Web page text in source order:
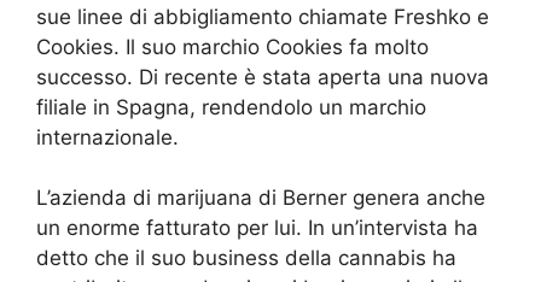
sue linee di abbigliamento chiamate Freshko e
Cookies. Il suo marchio Cookies fa molto
successo. Di recente è stata aperta una nuova
filiale in Spagna, rendendolo un marchio
internazionale.
L’azienda di marijuana di Berner genera anche
un enorme fatturato per lui. In un’intervista ha
detto che il suo business della cannabis ha